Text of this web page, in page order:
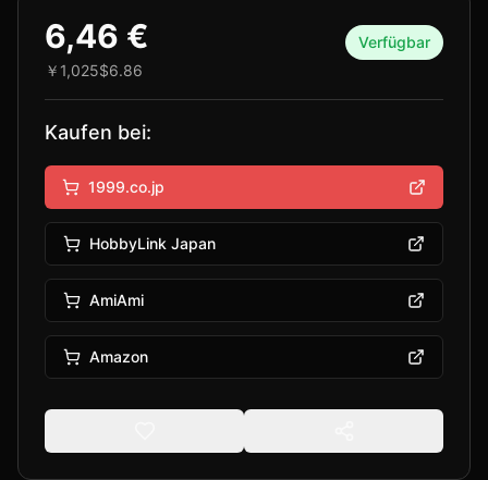
6,46 €
￥1,025$6.86
Verfügbar
Kaufen bei:
1999.co.jp
HobbyLink Japan
AmiAmi
Amazon